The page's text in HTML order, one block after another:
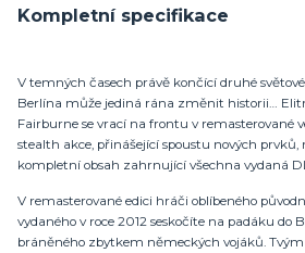
Kompletní specifikace
V temných časech právě končící druhé
Berlína může jediná rána změnit historii…
Fairburne se vrací na frontu v remasterované
stealth akce, přinášející spoustu nových
kompletní obsah zahrnující všechna vydaná
V remasterované edici hráči oblíbeného
vydaného v roce 2012 seskočíte na padáku do
bráněného zbytkem německých vojáků.